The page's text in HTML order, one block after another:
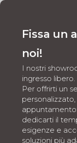
Fissa un
noi!
I nostri
ingresso libero.
Per offrirti un
dedicarti il
esigenze e
soluzioni più
MOBILI BAGNO
ARTESI
Mobili